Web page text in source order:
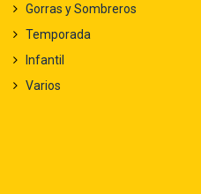
Gorras y Sombreros
Temporada
Infantil
Varios